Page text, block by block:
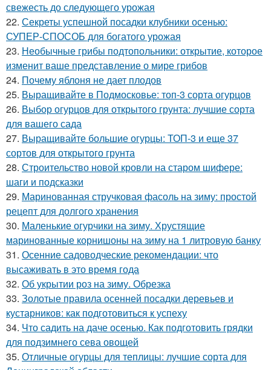
свежесть до следующего урожая
22. Секреты успешной посадки клубники осенью:
СУПЕР-СПОСОБ для богатого урожая
23. Необычные грибы подтопольники: открытие, которое
изменит ваше представление о мире грибов
24. Почему яблоня не дает плодов
25. Выращивайте в Подмосковье: топ-3 сорта огурцов
26. Выбор огурцов для открытого грунта: лучшие сорта
для вашего сада
27. Выращивайте большие огурцы: ТОП-3 и еще 37
сортов для открытого грунта
28. Строительство новой кровли на старом шифере:
шаги и подсказки
29. Маринованная стручковая фасоль на зиму: простой
рецепт для долгого хранения
30. Маленькие огурчики на зиму. Хрустящие
маринованные корнишоны на зиму на 1 литровую банку
31. Осенние садоводческие рекомендации: что
высаживать в это время года
32. Об укрытии роз на зиму. Обрезка
33. Золотые правила осенней посадки деревьев и
кустарников: как подготовиться к успеху
34. Что садить на даче осенью. Как подготовить грядки
для подзимнего сева овощей
35. Отличные огурцы для теплицы: лучшие сорта для